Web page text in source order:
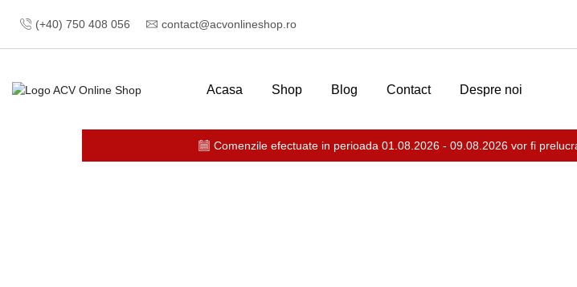
(+40) 750 408 056 contact@acvonlineshop.ro
Acasa Shop Blog Contact Despre noi
Comenzile efectuate in perioada 01.08.2026 - 09.08.2026 vor fi